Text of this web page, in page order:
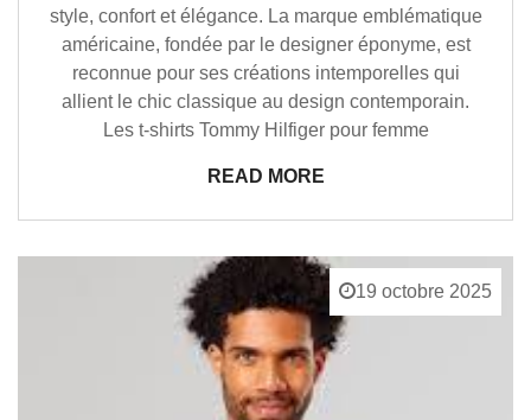
style, confort et élégance. La marque emblématique
américaine, fondée par le designer éponyme, est
reconnue pour ses créations intemporelles qui
allient le chic classique au design contemporain.
Les t-shirts Tommy Hilfiger pour femme
READ MORE
19 octobre 2025